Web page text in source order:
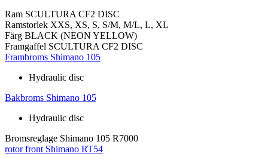
Ram SCULTURA CF2 DISC
Ramstorlek XXS, XS, S, S/M, M/L, L, XL
Färg BLACK (NEON YELLOW)
Framgaffel SCULTURA CF2 DISC
Frambroms Shimano 105
Hydraulic disc
Bakbroms Shimano 105
Hydraulic disc
Bromsreglage Shimano 105 R7000
rotor front Shimano RT54